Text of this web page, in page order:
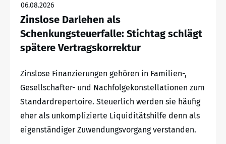
06.08.2026
Zinslose Darlehen als
Schenkungsteuerfalle: Stichtag schlägt
spätere Vertragskorrektur
Zinslose Finanzierungen gehören in Familien-,
Gesellschafter- und Nachfolgekonstellationen zum
Standardrepertoire. Steuerlich werden sie häufig
eher als unkomplizierte Liquiditätshilfe denn als
eigenständiger Zuwendungsvorgang verstanden.